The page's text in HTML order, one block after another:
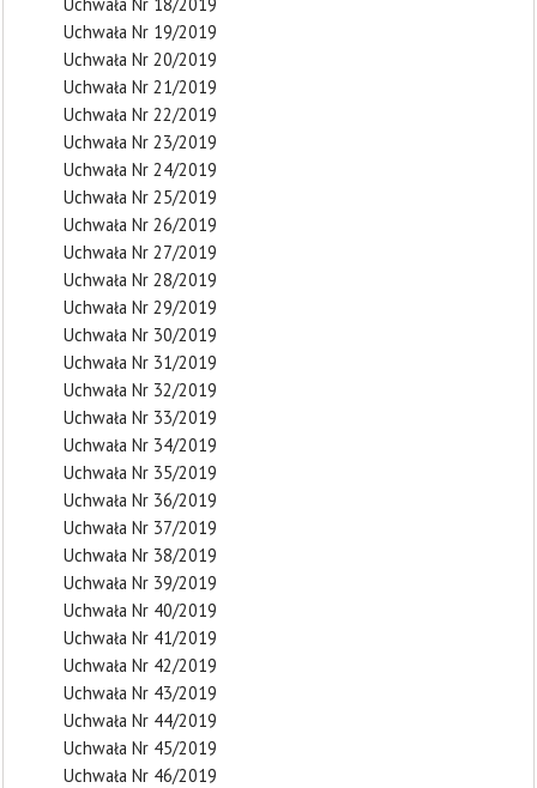
Uchwała Nr 19/2019
Uchwała Nr 20/2019
Uchwała Nr 21/2019
Uchwała Nr 22/2019
Uchwała Nr 23/2019
Uchwała Nr 24/2019
Uchwała Nr 25/2019
Uchwała Nr 26/2019
Uchwała Nr 27/2019
Uchwała Nr 28/2019
Uchwała Nr 29/2019
Uchwała Nr 30/2019
Uchwała Nr 31/2019
Uchwała Nr 32/2019
Uchwała Nr 33/2019
Uchwała Nr 34/2019
Uchwała Nr 35/2019
Uchwała Nr 36/2019
Uchwała Nr 37/2019
Uchwała Nr 38/2019
Uchwała Nr 39/2019
Uchwała Nr 40/2019
Uchwała Nr 41/2019
Uchwała Nr 42/2019
Uchwała Nr 43/2019
Uchwała Nr 44/2019
Uchwała Nr 45/2019
Uchwała Nr 46/2019